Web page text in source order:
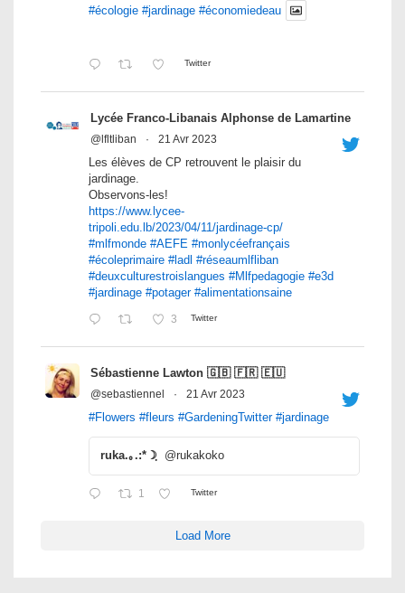
#écologie #jardinage #économiedeau
Twitter
Lycée Franco-Libanais Alphonse de Lamartine
@lfltliban · 21 Avr 2023
Les élèves de CP retrouvent le plaisir du
jardinage.
Observons-les!
https://www.lycee-
tripoli.edu.lb/2023/04/11/jardinage-cp/
#mlfmonde #AEFE #monlycéefrançais
#écoleprimaire #ladl #réseaumlfliban
#deuxculturestroislangues #Mlfpedagogie #e3d
#jardinage #potager #alimentationsaine
3 Twitter
Sébastienne Lawton 🇬🇧 🇫🇷 🇪🇺
@sebastiennel · 21 Avr 2023
#Flowers #fleurs #GardeningTwitter #jardinage
ruka.｡.:*☽ฺ @rukakoko
1 Twitter
Load More